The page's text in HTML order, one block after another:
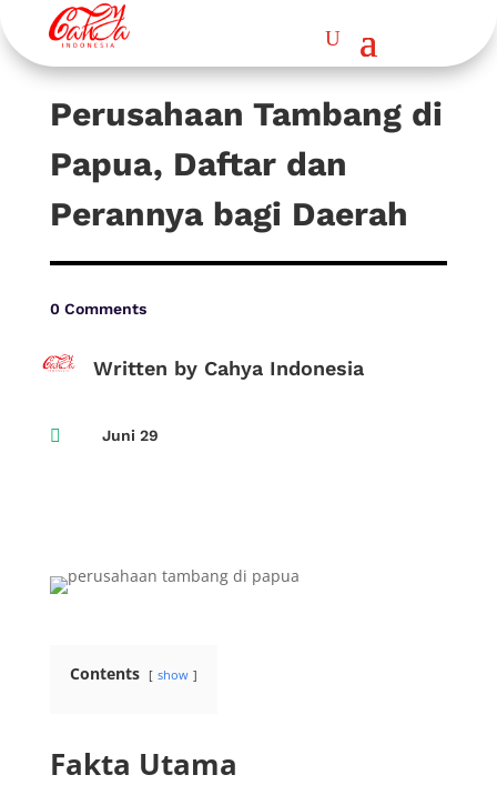
Perusahaan Tambang di
Papua, Daftar dan
Perannya bagi Daerah
0 Comments
Written by Cahya Indonesia
 Juni 29
Contents show
Fakta Utama